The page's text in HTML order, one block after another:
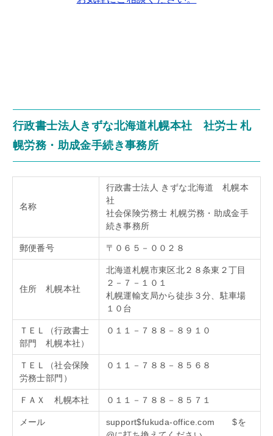
行政書士法人きずな北海道札幌本社 社労士 札
幌労務・助成金手続き事務所
名称
行政書士法人 きずな北海道 札幌本
社
社会保険労務士 札幌労務・助成金手
続き事務所
郵便番号 〒０６５－００２８
住所 札幌本社
北海道札幌市東区北２８条東２丁目
２－７－１０１
札幌運輸支局から徒歩３分、駐車場
１０台
ＴＥＬ（行政書士
部門 札幌本社）
０１１－７８８－８９１０
ＴＥＬ（社会保険
労務士部門）
０１１－７８８－８５６８
ＦＡＸ 札幌本社 ０１１－７８８－８５７１
メール
support$fukuda-office.com $を